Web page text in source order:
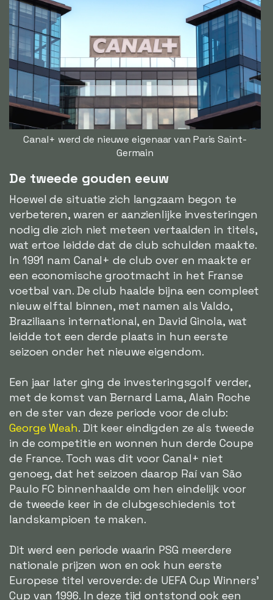
Canal+ werd de nieuwe eigenaar van Paris Saint-
Germain
De tweede gouden eeuw
Hoewel de situatie zich langzaam begon te
verbeteren, waren er aanzienlijke investeringen
nodig die zich niet meteen vertaalden in titels,
wat ertoe leidde dat de club schulden maakte.
In 1991 nam Canal+ de club over en maakte er
een economische grootmacht in het Franse
voetbal van. De club haalde bijna een compleet
nieuw elftal binnen, met namen als Valdo,
Braziliaans international, en David Ginola, wat
leidde tot een derde plaats in hun eerste
seizoen onder het nieuwe eigendom.
Een jaar later ging de investeringsgolf verder,
met de komst van Bernard Lama, Alain Roche
en de ster van deze periode voor de club:
George Weah. Dit keer eindigden ze als tweede
in de competitie en wonnen hun derde Coupe
de France. Toch was dit voor Canal+ niet
genoeg, dat het seizoen daarop Raí van São
Paulo FC binnenhaalde om hen eindelijk voor
de tweede keer in de clubgeschiedenis tot
landskampioen te maken.
Dit werd een periode waarin PSG meerdere
nationale prijzen won en ook hun eerste
Europese titel veroverde: de UEFA Cup Winners'
Cup van 1996. In deze tijd ontstond ook een